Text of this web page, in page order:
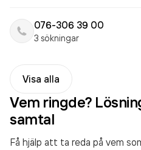
076-306 39 00
3 sökningar
Visa alla
Vem ringde?
samtal
Få hjälp att ta reda på vem